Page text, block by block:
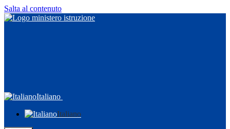
Salta al contenuto
Italiano
Italiano